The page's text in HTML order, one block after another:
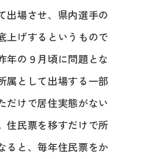
出場させ、県内選手の
上げするというもので
年の９月頃に問題とな
属として出場する一部
だけで居住実態がない
住民票を移すだけで所
ると、毎年住民票をか